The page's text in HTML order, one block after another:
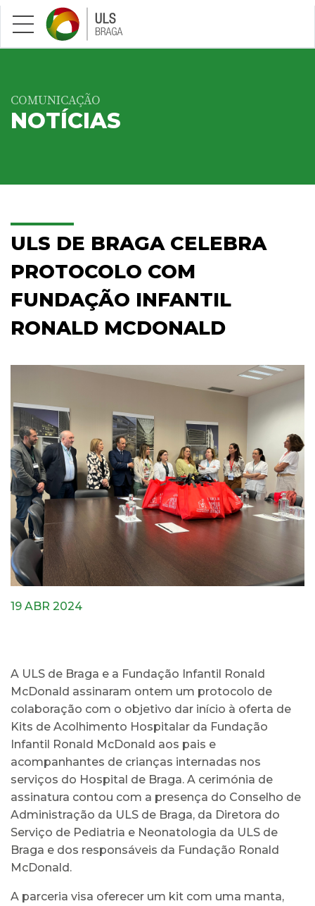
Saltar para conteúdo principal
COMUNICAÇÃO
NOTÍCIAS
ULS DE BRAGA CELEBRA
PROTOCOLO COM
FUNDAÇÃO INFANTIL
RONALD MCDONALD
19 ABR 2024
A ULS de Braga e a Fundação Infantil Ronald
McDonald assinaram ontem um protocolo de
colaboração com o objetivo dar início à oferta de
Kits de Acolhimento Hospitalar da Fundação
Infantil Ronald McDonald aos pais e
acompanhantes de crianças internadas nos
serviços do Hospital de Braga. A cerimónia de
assinatura contou com a presença do Conselho de
Administração da ULS de Braga, da Diretora do
Serviço de Pediatria e Neonatologia da ULS de
Braga e dos responsáveis da Fundação Ronald
McDonald.
A parceria visa oferecer um kit com uma manta,